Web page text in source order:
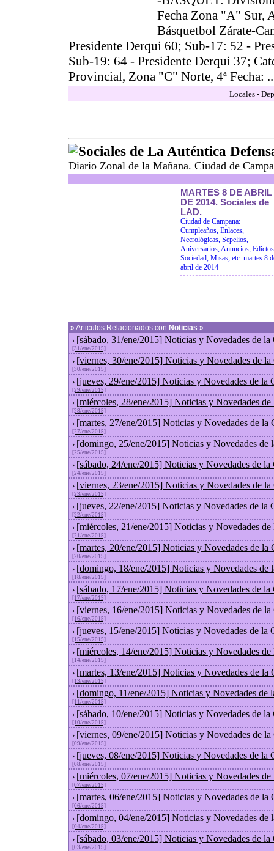
Fecha Zona "A" Sur,
Básquetbol Zárate-
Presidente Derqui 60; Sub-17: 52 -
Sub-19: 64 - Presidente Derqui 37;
Provincial, Zona "C" Norte, 4ª Fecha:
Locales -
Sociales de La Auténtica
Diario Zonal de la Mañana. Ciudad de
MARTES 8 DE ABRIL
DE 2014. Sociales de
LAD.
Ciudad de Campana:
Cumpleaños, Enlaces,
Necrológicas, Sepelios,
Aniversarios, Anuncios,
Sociedad, Misas, etc. martes 8
abril de 2014
» Articulos Relacionados con Noticias » :
› [sábado, 31/ene/2015] Noticias y Novedades de la
[31/ene/2015]
› [viernes, 30/ene/2015] Noticias y Novedades de
[30/ene/2015]
› [jueves, 29/ene/2015] Noticias y Novedades de la
[29/ene/2015]
› [miércoles, 28/ene/2015] Noticias y Novedades
[28/ene/2015]
› [martes, 27/ene/2015] Noticias y Novedades de la
[27/ene/2015]
› [domingo, 25/ene/2015] Noticias y Novedades de
[25/ene/2015]
› [sábado, 24/ene/2015] Noticias y Novedades de la
[24/ene/2015]
› [viernes, 23/ene/2015] Noticias y Novedades de
[23/ene/2015]
› [jueves, 22/ene/2015] Noticias y Novedades de la
[22/ene/2015]
› [miércoles, 21/ene/2015] Noticias y Novedades
[21/ene/2015]
› [martes, 20/ene/2015] Noticias y Novedades de la
[20/ene/2015]
› [domingo, 18/ene/2015] Noticias y Novedades de
[18/ene/2015]
› [sábado, 17/ene/2015] Noticias y Novedades de la
[17/ene/2015]
› [viernes, 16/ene/2015] Noticias y Novedades de
[16/ene/2015]
› [jueves, 15/ene/2015] Noticias y Novedades de la
[15/ene/2015]
› [miércoles, 14/ene/2015] Noticias y Novedades
[14/ene/2015]
› [martes, 13/ene/2015] Noticias y Novedades de la
[13/ene/2015]
› [domingo, 11/ene/2015] Noticias y Novedades de
[11/ene/2015]
› [sábado, 10/ene/2015] Noticias y Novedades de la
[10/ene/2015]
› [viernes, 09/ene/2015] Noticias y Novedades de
[09/ene/2015]
› [jueves, 08/ene/2015] Noticias y Novedades de la
[08/ene/2015]
› [miércoles, 07/ene/2015] Noticias y Novedades
[07/ene/2015]
› [martes, 06/ene/2015] Noticias y Novedades de la
[06/ene/2015]
› [domingo, 04/ene/2015] Noticias y Novedades de
[04/ene/2015]
› [sábado, 03/ene/2015] Noticias y Novedades de la
[03/ene/2015]